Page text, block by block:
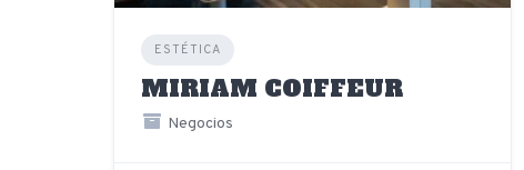
ESTÉTICA
MIRIAM COIFFEUR
Negocios